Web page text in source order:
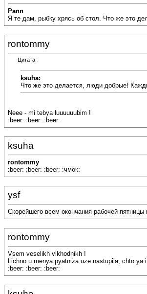
Pann
Я те дам, рыбку хрясь об стол. Что же это
rontommy
Цитата:
ksuha:
Что же это делается, люди добрые!
Neee - mi tebya luuuuuubim !
:beer: :beer: :beer:
ksuha
rontommy
:beer: :beer: :beer: :чмок:
ysf
Скорейшего всем окончания рабочей
rontommy
Vsem veselikh vikhodnikh !
Lichno u menya pyatniza uze nastupila, chto
:beer: :beer: :beer: